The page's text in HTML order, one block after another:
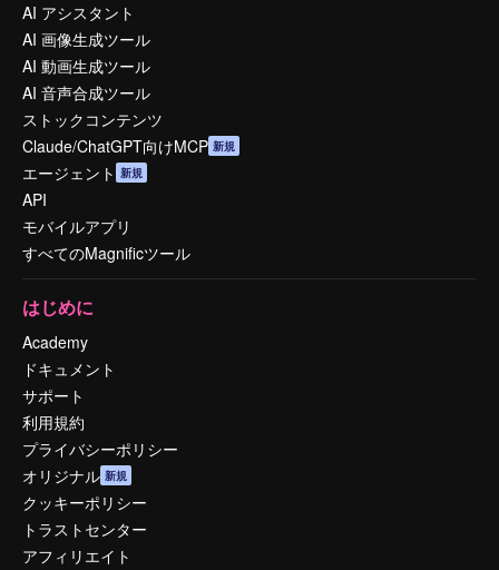
AI アシスタント
AI 画像生成ツール
AI 動画生成ツール
AI 音声合成ツール
ストックコンテンツ
Claude/ChatGPT向けMCP 新規
エージェント 新規
API
モバイルアプリ
すべてのMagnificツール
はじめに
Academy
ドキュメント
サポート
利用規約
プライバシーポリシー
オリジナル 新規
クッキーポリシー
トラストセンター
アフィリエイト